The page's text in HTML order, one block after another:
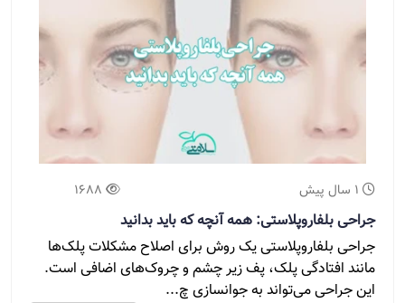
1 سال پیش 1688
جراحی بلفاروپلاستی: همه آنچه که باید بدانید
جراحی بلفاروپلاستی یک روش برای اصلاح مشکلات پلک‌ها
مانند افتادگی پلک، پف زیر چشم و چروک‌های اضافی است.
این جراحی می‌تواند به جوانسازی چ...